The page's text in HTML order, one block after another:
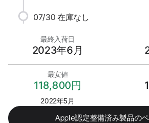
07/30 在庫なし
最終入荷日
2023年6月
最安値
118,800円
2022年5月
Apple認定整備済み製品の